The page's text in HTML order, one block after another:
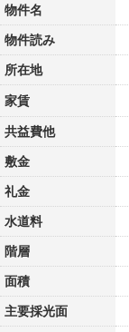
物件名
物件読み
所在地
家賃
共益費他
敷金
礼金
水道料
階層
面積
主要採光面